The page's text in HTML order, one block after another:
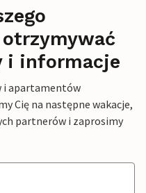
i informacje
i apartamentów
Cię na następne wakacje,
partnerów i zaprosimy